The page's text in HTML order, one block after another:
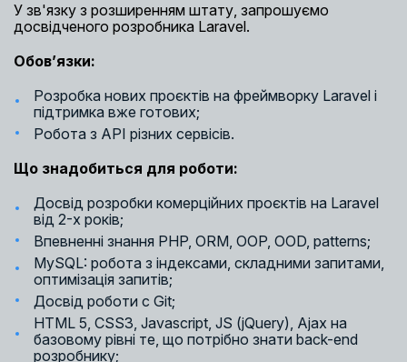
У зв'язку з розширенням штату, запрошуємо
досвідченого розробника Laravel.
Обов’язки:
Розробка нових проєктів на фреймворку Laravel і
підтримка вже готових;
Робота з API різних сервісів.
Що знадобиться для роботи:
Досвід розробки комерційних проєктів на Laravel
від 2-х років;
Впевненні знання PHP, ORM, OOP, OOD, patterns;
MySQL: робота з індексами, складними запитами,
оптимізація запитів;
Досвід роботи с Git;
HTML 5, CSS3, Javascript, JS (jQuery), Ajax на
базовому рівні те, що потрібно знати back-end
розробнику;